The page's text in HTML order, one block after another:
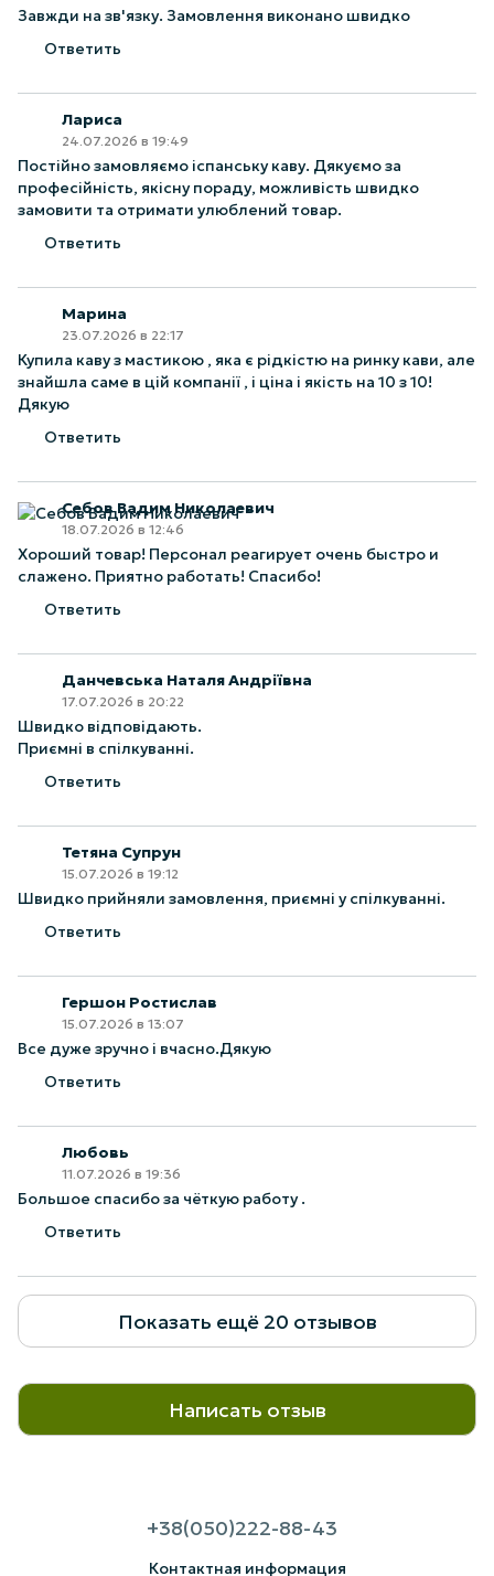
Завжди на зв'язку. Замовлення виконано швидко
Ответить
Лариса
24.07.2026 в 19:49
Постійно замовляємо іспанську каву. Дякуємо за
професійність, якісну пораду, можливість швидко
замовити та отримати улюблений товар.
Ответить
Марина
23.07.2026 в 22:17
Купила каву з мастикою , яка є рідкістю на ринку кави, але
знайшла саме в цій компанії , і ціна і якість на 10 з 10!
Дякую
Ответить
Себов Вадим Николаевич
18.07.2026 в 12:46
Хороший товар! Персонал реагирует очень быстро и
слажено. Приятно работать! Спасибо!
Ответить
Данчевська Наталя Андріївна
17.07.2026 в 20:22
Швидко відповідають.
Приємні в спілкуванні.
Ответить
Тетяна Супрун
15.07.2026 в 19:12
Швидко прийняли замовлення, приємні у спілкуванні.
Ответить
Гершон Ростислав
15.07.2026 в 13:07
Все дуже зручно і вчасно.Дякую
Ответить
Любовь
11.07.2026 в 19:36
Большое спасибо за чёткую работу .
Ответить
Показать ещё 20 отзывов
Написать отзыв
+38(050)222-88-43
Контактная информация